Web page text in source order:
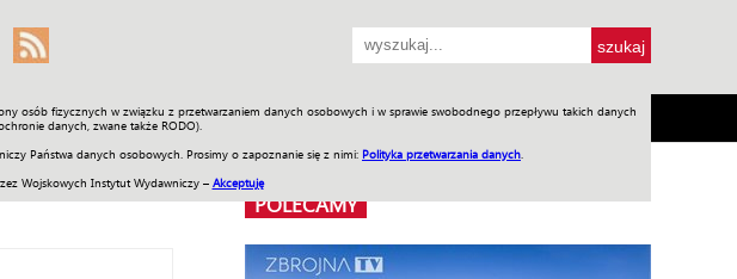
osób fizycznych w związku z przetwarzaniem danych osobowych i w sprawie swobodnego przepływu takich danych
danych, zwane także RODO).
Państwa danych osobowych. Prosimy o zapoznanie się z nimi: Polityka przetwarzania danych
Wojskowych Instytut Wydawniczy – Akceptuję
Galerie Wideo ENGLISH SKLEP Jednodniówki Praca w WIW
POLECAMY